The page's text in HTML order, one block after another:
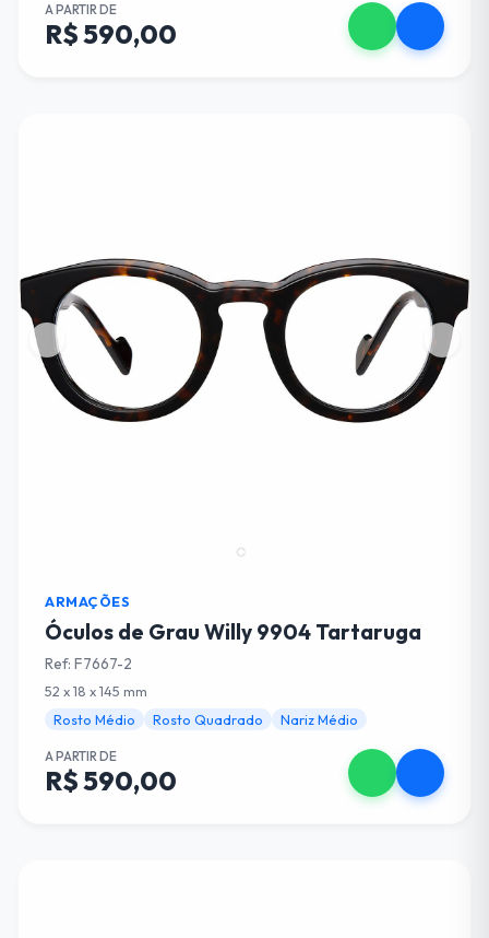
A PARTIR DE
R$ 590,00
ARMAÇÕES
Óculos de Grau Willy 9904 Tartaruga
Ref: F7667-2
52 x 18 x 145 mm
Rosto Médio
Rosto Quadrado Nariz Médio
A PARTIR DE
R$ 590,00